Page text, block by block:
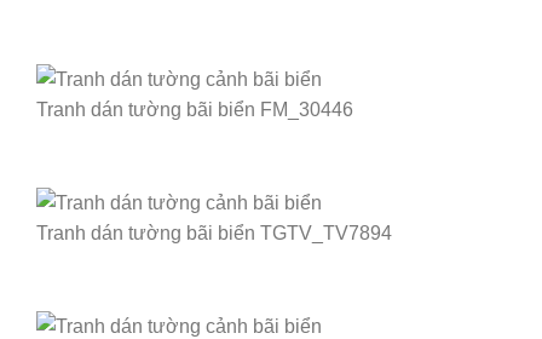
Tranh dán tường bãi biển FM_30446
Tranh dán tường bãi biển TGTV_TV7894